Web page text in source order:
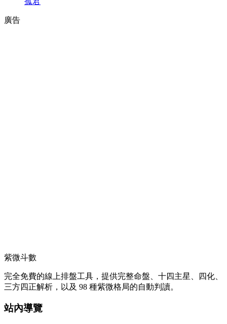
廣告
紫微斗數
完全免費的線上排盤工具，提供完整命盤、十四主星、四化、
三方四正解析，以及 98 種紫微格局的自動判讀。
站內導覽